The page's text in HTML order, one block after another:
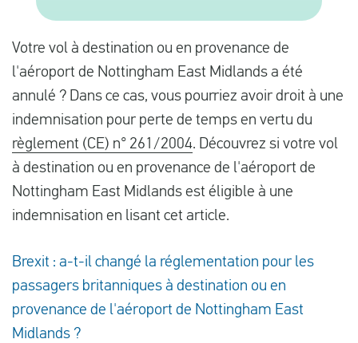
Votre vol à destination ou en provenance de
l'aéroport de Nottingham East Midlands a été
annulé ? Dans ce cas, vous pourriez avoir droit à une
indemnisation pour perte de temps en vertu du
règlement (CE) n° 261/2004. Découvrez si votre vol
à destination ou en provenance de l'aéroport de
Nottingham East Midlands est éligible à une
indemnisation en lisant cet article.
Brexit : a-t-il changé la réglementation pour les
passagers britanniques à destination ou en
provenance de l'aéroport de Nottingham East
Midlands ?